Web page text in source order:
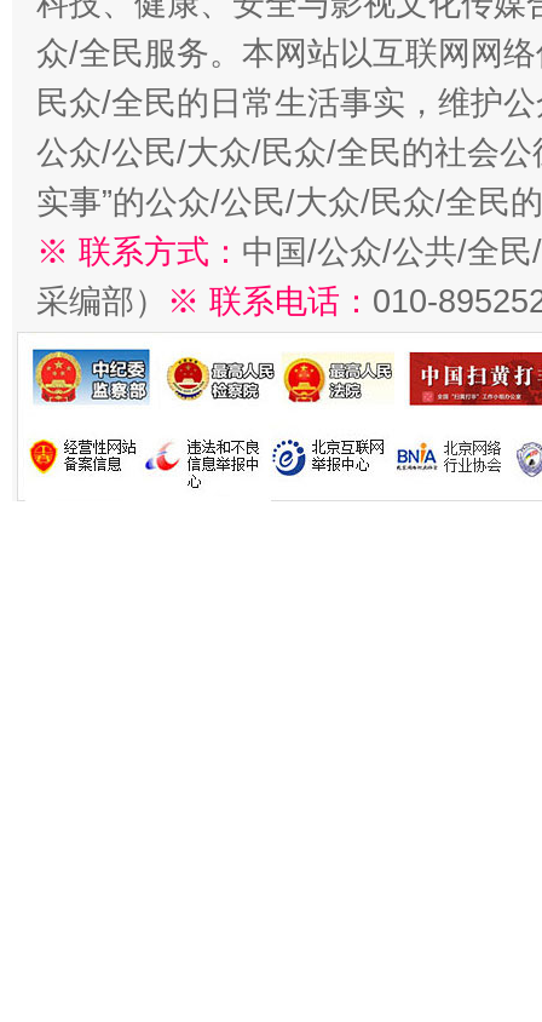
众/全民服务。本网站以互联网网
民众/全民的日常生活事实，维护
公众/公民/大众/民众/全民的社会公
实事”的公众/公民/大众/民众/全民
※ 联系方式： 中国/公众/公共/全
采编部） ※ 联系电话： 010-